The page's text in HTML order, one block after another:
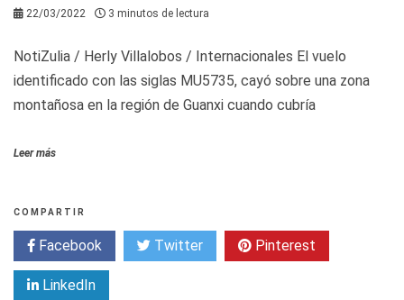
22/03/2022 3 minutos de lectura
NotiZulia / Herly Villalobos / Internacionales El vuelo
identificado con las siglas MU5735, cayó sobre una zona
montañosa en la región de Guanxi cuando cubría
Leer más
COMPARTIR
Facebook Twitter Pinterest
LinkedIn